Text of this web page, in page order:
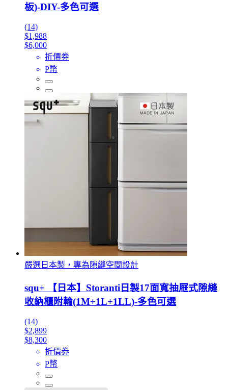
板)-DIY-多色可選
(14)
$1,988
$6,000
折價券
P幣
嚴選日本製，專為隙縫空間設計
squ+ 【日本】Storanti日製17面寬抽屜式隙縫
收納櫃附輪(1M+1L+1LL)-多色可選
(14)
$2,899
$8,300
折價券
P幣